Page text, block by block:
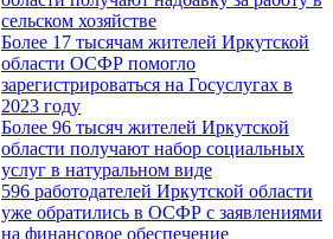
сельском хозяйстве
Более 17 тысячам жителей Иркутской
области ОСФР помогло
зарегистрироваться на Госуслугах в
2023 году
Более 96 тысяч жителей Иркутской
области получают набор социальных
услуг в натуральном виде
596 работодателей Иркутской области
уже обратились в ОСФР с заявлениями
на финансовое обеспечение